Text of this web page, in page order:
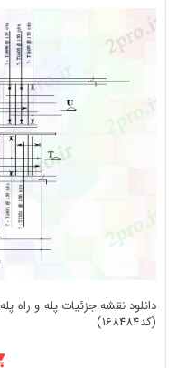
(کد168484)